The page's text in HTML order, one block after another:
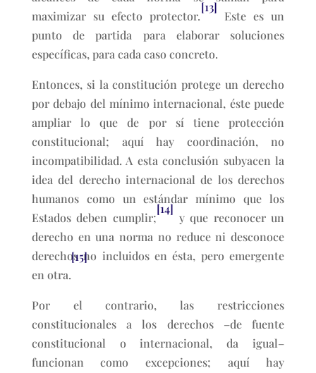
maximizar su efecto protector.
[13]
Este es un
punto de partida para elaborar soluciones
específicas, para cada caso concreto.
Entonces, si la constitución protege un derecho
por debajo del mínimo internacional, éste puede
ampliar lo que de por sí tiene protección
constitucional; aquí hay coordinación, no
incompatibilidad. A esta conclusión subyacen la
idea del derecho internacional de los derechos
humanos como un estándar mínimo que los
Estados deben cumplir;
[14]
y que reconocer un
derecho en una norma no reduce ni desconoce
derechos no incluidos en ésta, pero emergente
en otra.
[15]
Por el contrario, las restricciones
constitucionales a los derechos –de fuente
constitucional o internacional, da igual–
funcionan como excepciones; aquí hay